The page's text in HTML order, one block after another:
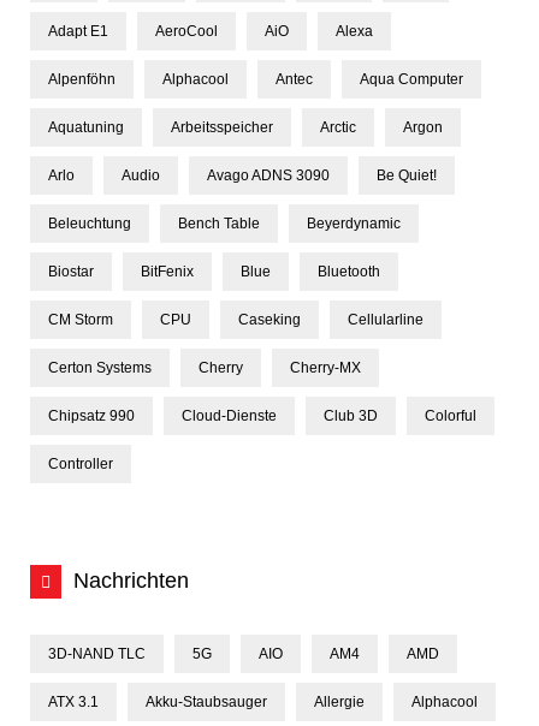
Adapt E1 AeroCool AiO Alexa
Alpenföhn Alphacool Antec Aqua Computer
Aquatuning Arbeitsspeicher Arctic Argon
Arlo Audio Avago ADNS 3090 Be Quiet!
Beleuchtung Bench Table Beyerdynamic
Biostar BitFenix Blue Bluetooth
CM Storm CPU Caseking Cellularline
Certon Systems Cherry Cherry-MX
Chipsatz 990 Cloud-Dienste Club 3D Colorful
Controller
Nachrichten
3D-NAND TLC 5G AIO AM4 AMD
ATX 3.1 Akku-Staubsauger Allergie Alphacool